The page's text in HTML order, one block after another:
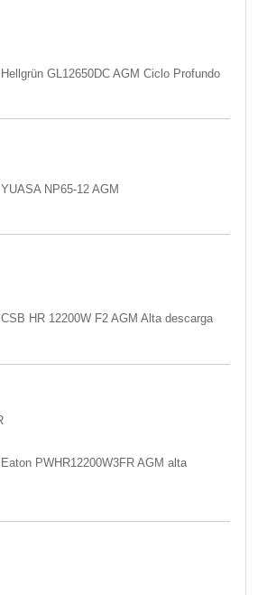
GL12650DC AGM Ciclo Profundo
NP65-12 AGM
HR 12200W F2 AGM Alta descarga
PWHR12200W3FR AGM alta